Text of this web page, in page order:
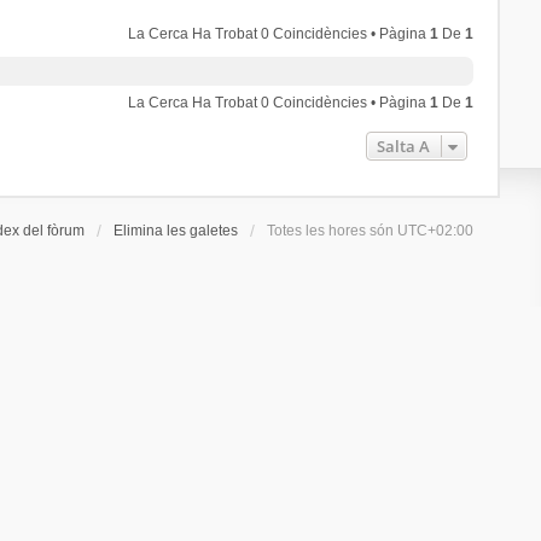
La Cerca Ha Trobat 0 Coincidències • Pàgina1 De1
La Cerca Ha Trobat 0 Coincidències • Pàgina1 De1
Salta A
del fòrum Elimina les galetes Totes les hores són UTC+02:00